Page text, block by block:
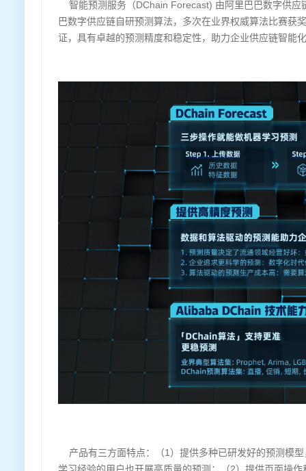
智能预测服务（DChain Forecast) 由阿里巴巴数字供应
巴数字供应链自研预测算法，多次在业界权威算法比赛获
证，具有卓越的预测精度和稳定性，助力企业供应链智能
产品有三方面特点：（1）提供多种已研发好的预测模
学习经验的用户也开展高质量的预测；（2）提供页面操